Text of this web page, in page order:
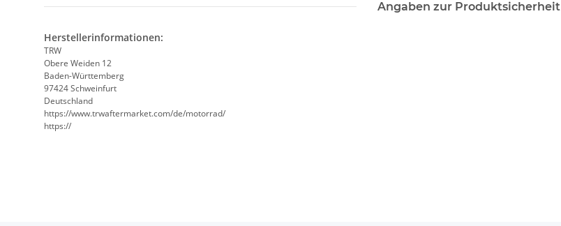
Angaben zur Produktsicherheit
Herstellerinformationen:
TRW
Obere Weiden 12
Baden-Württemberg
97424 Schweinfurt
Deutschland
https://www.trwaftermarket.com/de/motorrad/
https://